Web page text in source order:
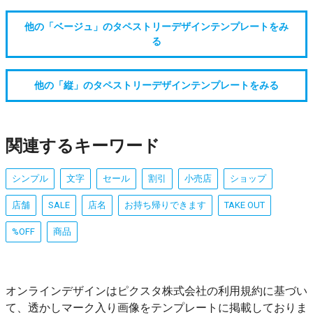
他の「ベージュ」のタペストリーデザインテンプレートをみ
る
他の「縦」のタペストリーデザインテンプレートをみる
関連するキーワード
シンプル 文字 セール 割引 小売店 ショップ
店舗 SALE 店名 お持ち帰りできます TAKE OUT
%OFF 商品
オンラインデザインはピクスタ株式会社の利用規約に基づい
て、透かしマーク入り画像をテンプレートに掲載しておりま